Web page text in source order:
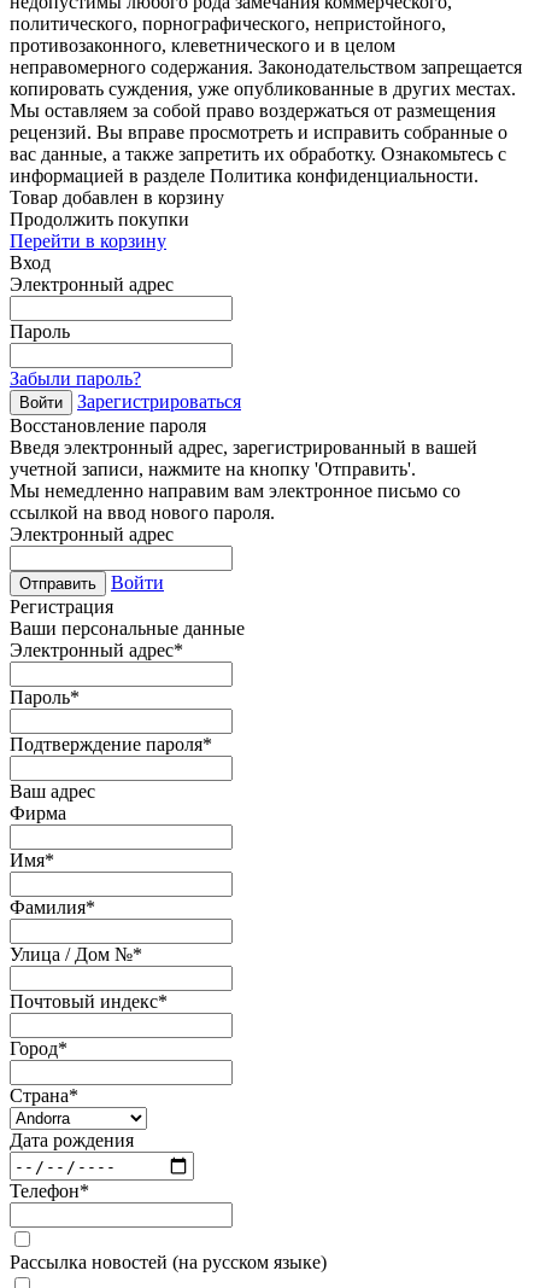
политического, порнографического, непристойного,
противозаконного, клеветнического и в целом
неправомерного содержания. Законодательством запрещается
копировать суждения, уже опубликованные в других местах.
Мы оставляем за собой право воздержаться от размещения
рецензий. Вы вправе просмотреть и исправить собранные о
вас данные, а также запретить их обработку. Ознакомьтесь с
информацией в разделе Политика конфиденциальности.
Товар добавлен в корзину
Продолжить покупки
Перейти в корзину
Вход
Электронный адрес
Пароль
Забыли пароль?
Войти
Зарегистрироваться
Восстановление пароля
Введя электронный адрес, зарегистрированный в вашей
учетной записи, нажмите на кнопку 'Отправить'.
Мы немедленно направим вам электронное письмо со
ссылкой на ввод нового пароля.
Электронный адрес
Отправить
Войти
Регистрация
Ваши персональные данные
Электронный адрес*
Пароль*
Подтверждение пароля*
Ваш адрес
Фирма
Имя*
Фамилия*
Улица / Дом №*
Почтовый индекс*
Город*
Страна*
Дата рождения
Телефон*
Рассылка новостей (на русском языке)